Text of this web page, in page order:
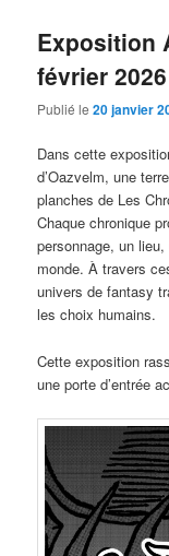
Exposition
février 2026
Publié le20 janvier
Dans cette
d’Oazvelm, une
planches de Les
Chaque chronique
personnage, un
monde. À travers
univers de fantasy
les choix humains.
Cette exposition
une porte d’entrée